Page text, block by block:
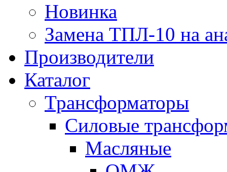
Новинка
Замена ТПЛ-10 на
Производители
Каталог
Трансформаторы
Cиловые
Масляные